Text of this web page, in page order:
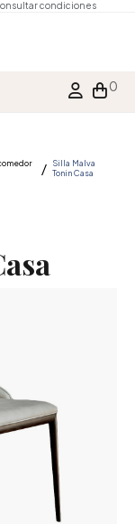
condiciones
0
Silla Malva
Tonin Casa